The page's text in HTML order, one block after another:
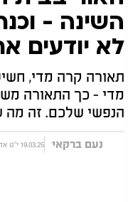
השינה -
לא יודעים
תאורה קרה מדי,
מדי - כך התאורה
הנפשי שלכם. זה
נעם ברקאי 19.03.25 י"ט אדר התשפ"ה